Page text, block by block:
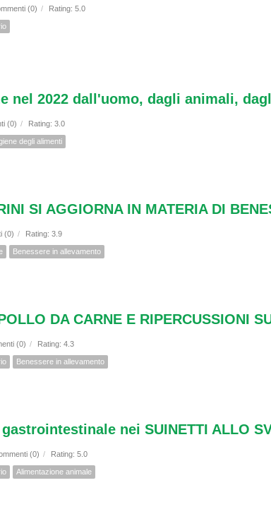
(0) / Rating: 5.0
nel 2022 dall'uomo, dagli animali,
(0) / Rating: 3.0
degli alimenti
SI AGGIORNA IN MATERIA DI
(0) / Rating: 3.9
Benessere in allevamento
DA CARNE E RIPERCUSSIONI
(0) / Rating: 4.3
Benessere in allevamento
nei SUINETTI ALLO
(0) / Rating: 5.0
Alimentazione animale